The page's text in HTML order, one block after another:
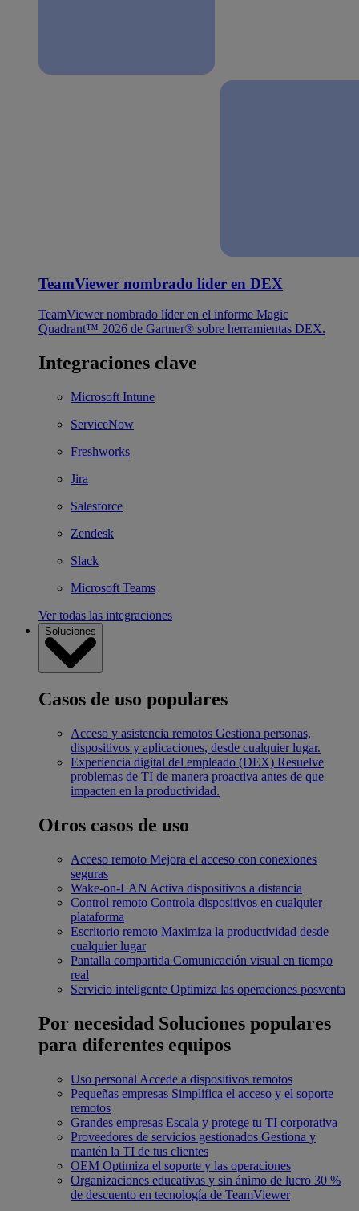
TeamViewer nombrado líder en DEX
TeamViewer nombrado líder en el informe Magic
Quadrant™ 2026 de Gartner® sobre herramientas DEX.
Integraciones clave
Microsoft Intune
ServiceNow
Freshworks
Jira
Salesforce
Zendesk
Slack
Microsoft Teams
Ver todas las integraciones
Soluciones
Casos de uso populares
Acceso y asistencia remotos Gestiona personas,
dispositivos y aplicaciones, desde cualquier lugar.
Experiencia digital del empleado (DEX) Resuelve
problemas de TI de manera proactiva antes de que
impacten en la productividad.
Otros casos de uso
Acceso remoto Mejora el acceso con conexiones
seguras
Wake-on-LAN Activa dispositivos a distancia
Control remoto Controla dispositivos en cualquier
plataforma
Escritorio remoto Maximiza la productividad desde
cualquier lugar
Pantalla compartida Comunicación visual en tiempo
real
Servicio inteligente Optimiza las operaciones posventa
Por necesidad Soluciones populares
para diferentes equipos
Uso personal Accede a dispositivos remotos
Pequeñas empresas Simplifica el acceso y el soporte
remotos
Grandes empresas Escala y protege tu TI corporativa
Proveedores de servicios gestionados Gestiona y
mantén la TI de tus clientes
OEM Optimiza el soporte y las operaciones
Organizaciones educativas y sin ánimo de lucro 30 %
de descuento en tecnología de TeamViewer